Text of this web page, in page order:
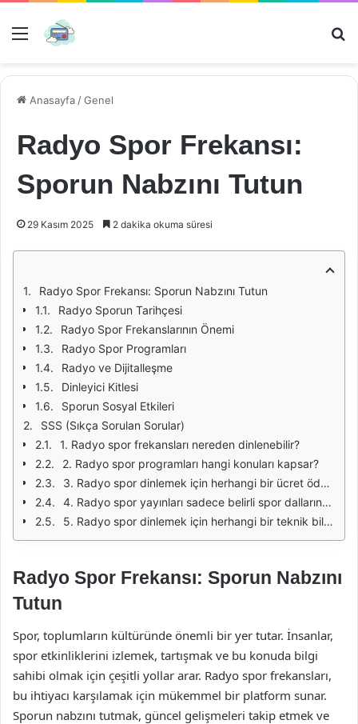
Menü
Anasayfa /Genel
Radyo Spor Frekansı:
Sporun Nabzını Tutun
29 Kasım 2025 2 dakika okuma süresi
Radyo Spor Frekansı: Sporun Nabzını Tutun
Radyo Sporun Tarihçesi
Radyo Spor Frekanslarının Önemi
Radyo Spor Programları
Radyo ve Dijitalleşme
Dinleyici Kitlesi
Sporun Sosyal Etkileri
SSS (Sıkça Sorulan Sorular)
1. Radyo spor frekansları nereden dinlenebilir?
2. Radyo spor programları hangi konuları kapsar?
3. Radyo spor dinlemek için herhangi bir ücret ödenir mi?
4. Radyo spor yayınları sadece belirli spor dallarına mı odaklanır?
5. Radyo spor dinlemek için herhangi bir teknik bilgiye ihtiyaç var mı?
Radyo Spor Frekansı: Sporun Nabzını
Tutun
Spor, toplumların kültüründe önemli bir yer tutar. İnsanlar,
spor etkinliklerini izlemek, tartışmak ve bu konuda bilgi
sahibi olmak için çeşitli yollar arar. Radyo spor frekansları,
bu ihtiyacı karşılamak için mükemmel bir platform sunar.
Sporun nabzını tutmak, güncel gelişmeleri takip etmek ve